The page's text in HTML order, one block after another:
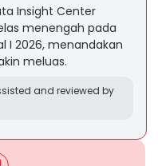
Insight Center
menengah pada
I 2026, menandakan
meluas.
and reviewed by